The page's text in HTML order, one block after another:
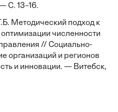
С. 13–16.
Методический подход к
численности
// Социально-
организаций и регионов
и инновации. — Витебск,